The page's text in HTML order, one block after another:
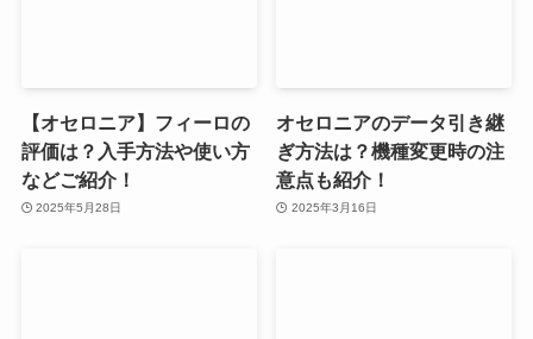
【オセロニア】フィーロの
評価は？入手方法や使い方
などご紹介！
2025年5月28日
オセロニアのデータ引き継
ぎ方法は？機種変更時の注
意点も紹介！
2025年3月16日